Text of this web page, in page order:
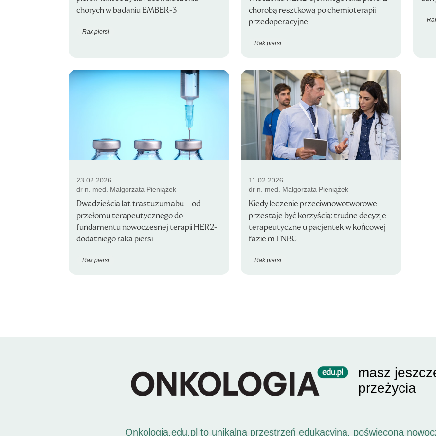
chorych w badaniu EMBER-3
Rak piersi
chorobą resztkową po chemioterapii
przedoperacyjnej
Rak piersi
23.02.2026
dr n. med. Małgorzata Pieniążek
Dwadzieścia lat trastuzumabu – od
przełomu terapeutycznego do
fundamentu nowoczesnej terapii HER2-
dodatniego raka piersi
Rak piersi
11.02.2026
dr n. med. Małgorzata Pieniążek
Kiedy leczenie przeciwnowotworowe
przestaje być korzyścią: trudne decyzje
terapeutyczne u pacjentek w końcowej
fazie mTNBC
Rak piersi
masz
przeżycia
Onkologia.edu.pl to unikalna przestrzeń edukacyjna, poświęcona